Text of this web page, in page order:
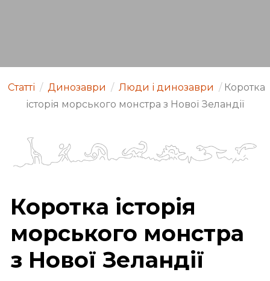
Статті / Динозаври / Люди і динозаври / Коротка
історія морського монстра з Нової Зеландії
Коротка історія
морського монстра
з Нової Зеландії